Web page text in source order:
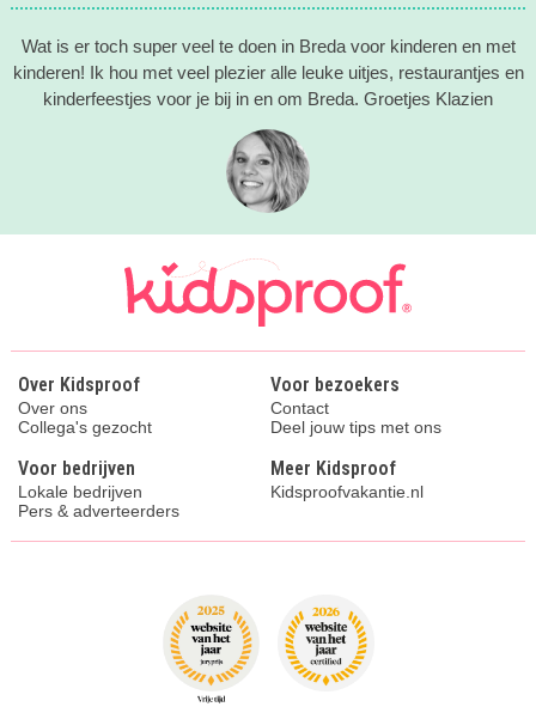
Wat is er toch super veel te doen in Breda voor kinderen en met
kinderen! Ik hou met veel plezier alle leuke uitjes, restaurantjes en
kinderfeestjes voor je bij in en om Breda. Groetjes Klazien
Over Kidsproof
Over ons
Collega's gezocht
Voor bezoekers
Contact
Deel jouw tips met ons
Voor bedrijven
Lokale bedrijven
Pers & adverteerders
Meer Kidsproof
Kidsproofvakantie.nl